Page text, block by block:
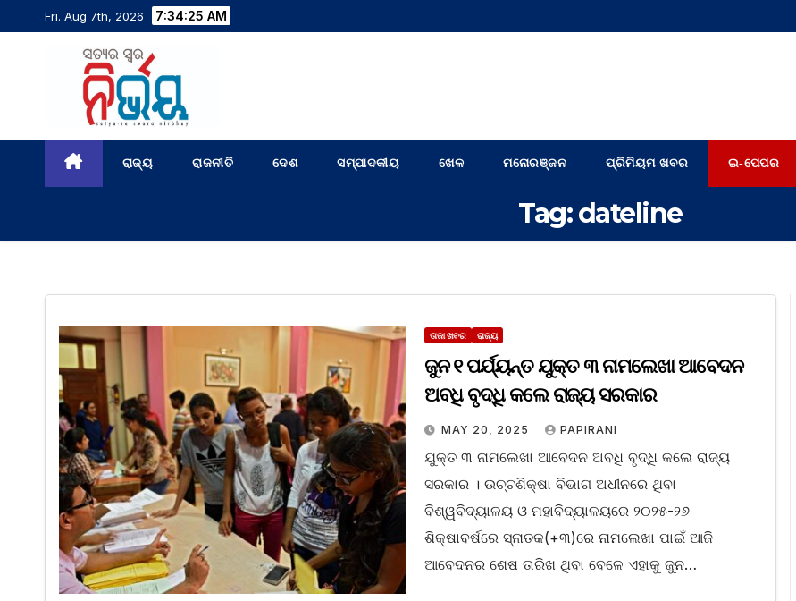
Fri. Aug 7th, 2026 7:34:25 AM
ରାଜ୍ୟ ରାଜନୀତି ଦେଶ ସମ୍ପାଦକୀୟ ଖେଳ ମନୋରଞ୍ଜନ ପ୍ରିମିୟମ ଖବର ଇ-ପେପର
Tag:dateline
ତାଜା ଖବର ରାଜ୍ୟ
ଜୁନ ୧ ପର୍ଯ୍ୟନ୍ତ ଯୁକ୍ତ ୩ ନାମଲେଖା ଆବେଦନ
ଅବଧି ବୃଦ୍ଧି କଲେ ରାଜ୍ୟ ସରକାର
MAY 20, 2025 PAPIRANI
ଯୁକ୍ତ ୩ ନାମଲେଖା ଆବେଦନ ଅବଧି ବୃଦ୍ଧି କଲେ ରାଜ୍ୟ
ସରକାର । ଉଚ୍ଚଶିକ୍ଷା ବିଭାଗ ଅଧୀନରେ ଥିବା
ବିଶ୍ୱବିଦ୍ୟାଳୟ ଓ ମହାବିଦ୍ୟାଳୟରେ ୨୦୨୫-୨୬
ଶିକ୍ଷାବର୍ଷରେ ସ୍ନାତକ(+୩)ରେ ନାମଲେଖା ପାଇଁ ଆଜି
ଆବେଦନର ଶେଷ ତାରିଖ ଥିବା ବେଳେ ଏହାକୁ ଜୁନ…